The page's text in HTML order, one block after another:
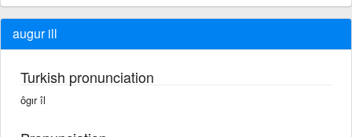
augur ill
Turkish pronunciation
ôgır îl